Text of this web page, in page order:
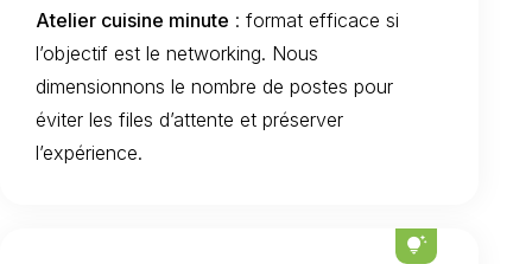
Atelier cuisine minute : format efficace si
l’objectif est le networking. Nous
dimensionnons le nombre de postes pour
éviter les files d’attente et préserver
l’expérience.
tips_and_updates